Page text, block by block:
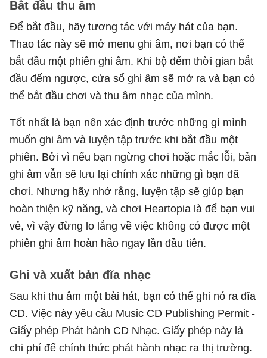
Bắt đầu thu âm
Để bắt đầu, hãy tương tác với máy hát của bạn.
Thao tác này sẽ mở menu ghi âm, nơi bạn có thể
bắt đầu một phiên ghi âm. Khi bộ đếm thời gian bắt
đầu đếm ngược, cửa sổ ghi âm sẽ mở ra và bạn có
thể bắt đầu chơi và thu âm nhạc của mình.
Tốt nhất là bạn nên xác định trước những gì mình
muốn ghi âm và luyện tập trước khi bắt đầu một
phiên. Bởi vì nếu bạn ngừng chơi hoặc mắc lỗi, bản
ghi âm vẫn sẽ lưu lại chính xác những gì bạn đã
chơi. Nhưng hãy nhớ rằng, luyện tập sẽ giúp bạn
hoàn thiện kỹ năng, và chơi Heartopia là để bạn vui
vẻ, vì vậy đừng lo lắng về việc không có được một
phiên ghi âm hoàn hảo ngay lần đầu tiên.
Ghi và xuất bản đĩa nhạc
Sau khi thu âm một bài hát, bạn có thể ghi nó ra đĩa
CD. Việc này yêu cầu Music CD Publishing Permit -
Giấy phép Phát hành CD Nhạc. Giấy phép này là
chi phí để chính thức phát hành nhạc ra thị trường.